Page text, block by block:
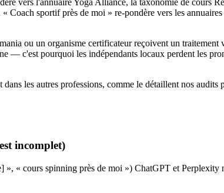
sportif près de moi » re-pondère vers les
ou un organisme certificateur reçoivent un
— c'est pourquoi les indépendants locaux perdent les
les autres professions, comme le détaillent nos audits
incomplet)
« cours spinning près de moi ») ChatGPT et Perplexity